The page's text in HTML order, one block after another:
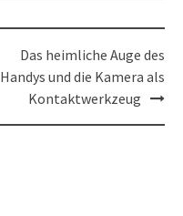
Das heimliche Auge des
Handys und die Kamera als
Kontaktwerkzeug